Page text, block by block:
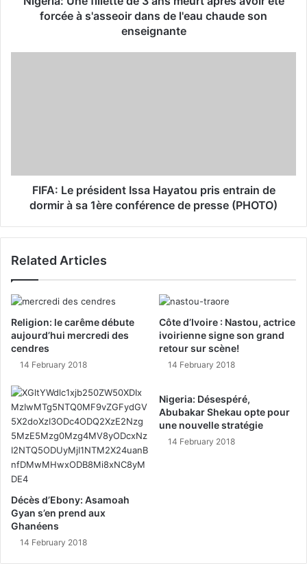
s
forcée à s'asseoir dans de l'eau chaude son
enseignante
FIFA: Le président Issa Hayatou pris entrain de
dormir à sa 1ère conférence de presse (PHOTO)
Related Articles
Religion: le carême débute
aujourd’hui mercredi des
cendres
14 February 2018
Côte d’Ivoire : Nastou, actrice
ivoirienne signe son grand
retour sur scène!
14 February 2018
Décès d’Ebony: Asamoah
Gyan s’en prend aux
Ghanéens
14 February 2018
Nigeria: Désespéré,
Abubakar Shekau opte pour
une nouvelle stratégie
14 February 2018